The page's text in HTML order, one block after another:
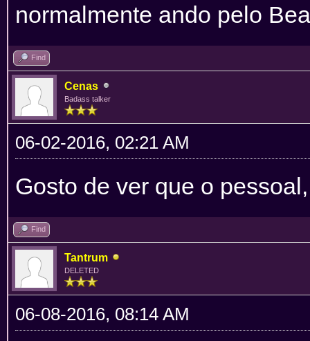
normalmente ando pelo
Find
Cenas
Badass talker
06-02-2016, 02:21 AM
Gosto de ver que o
Find
Tantrum
DELETED
06-08-2016, 08:14 AM